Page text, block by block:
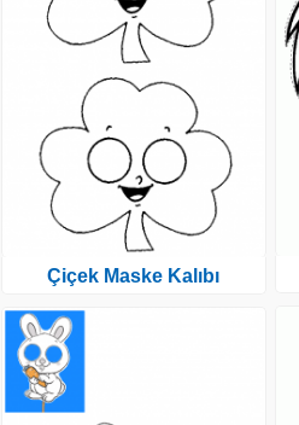
Çiçek Maske Kalıbı